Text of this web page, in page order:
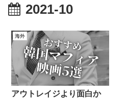
2021-10
海外
アウトレイジより面白か